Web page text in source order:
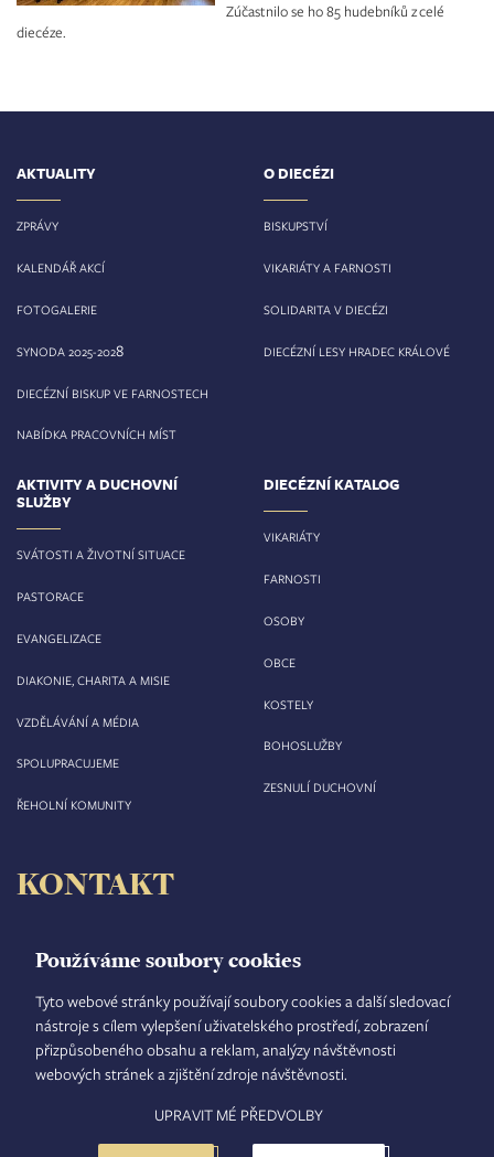
Používáme soubory cookies
Tyto webové stránky používají soubory cookies a další sledovací
nástroje s cílem vylepšení uživatelského prostředí, zobrazení
přizpůsobeného obsahu a reklam, analýzy návštěvnosti
webových stránek a zjištění zdroje návštěvnosti.
UPRAVIT MÉ PŘEDVOLBY
Zúčastnilo se ho 85 hudebníků z celé
diecéze.
AKTUALITY
ZPRÁVY
KALENDÁŘ AKCÍ
FOTOGALERIE
SYNODA 2025-2028
DIECÉZNÍ BISKUP VE FARNOSTECH
NABÍDKA PRACOVNÍCH MÍST
O DIECÉZI
BISKUPSTVÍ
VIKARIÁTY A FARNOSTI
SOLIDARITA V DIECÉZI
DIECÉZNÍ LESY HRADEC KRÁLOVÉ
AKTIVITY A DUCHOVNÍ
SLUŽBY
SVÁTOSTI A ŽIVOTNÍ SITUACE
PASTORACE
EVANGELIZACE
DIAKONIE, CHARITA A MISIE
VZDĚLÁVÁNÍ A MÉDIA
SPOLUPRACUJEME
ŘEHOLNÍ KOMUNITY
DIECÉZNÍ KATALOG
VIKARIÁTY
FARNOSTI
OSOBY
OBCE
KOSTELY
BOHOSLUŽBY
ZESNULÍ DUCHOVNÍ
KONTAKT
Velké náměstí 35/44
500 03 Hradec Králové
tel.: +420 495 063 611
IČO: 00 44 51 34
DIČ: CZ 00 44 51 34
Číslo účtu: 1006010044/5500
FOOTER
TISKOVÝ MLUVČÍ INTRANET MAPA STRÁNEK